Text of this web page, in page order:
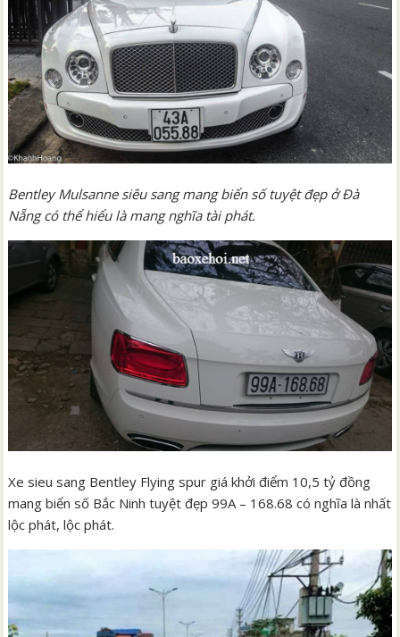
Bentley Mulsanne siêu sang mang biển số tuyệt đẹp ở Đà
Nẵng có thể hiểu là mang nghĩa tài phát.
Xe sieu sang Bentley Flying spur giá khởi điểm 10,5 tỷ đồng
mang biển số Bắc Ninh tuyệt đẹp 99A – 168.68 có nghĩa là nhất
lộc phát, lộc phát.